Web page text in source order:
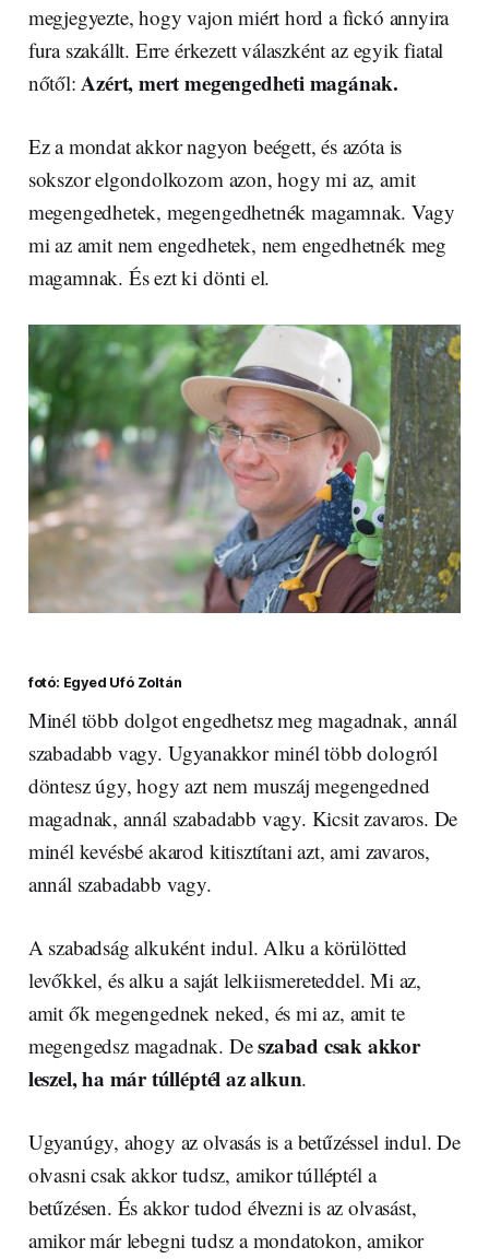
megjegyezte, hogy vajon miért hord a fickó annyira
fura szakállt. Erre érkezett válaszként az egyik fiatal
nőtől:Azért, mert megengedheti magának.
Ez a mondat akkor nagyon beégett, és azóta is
sokszor elgondolkozom azon, hogy mi az, amit
megengedhetek, megengedhetnék magamnak. Vagy
mi az amit nem engedhetek, nem engedhetnék meg
magamnak. És ezt ki dönti el.
fotó: Egyed Ufó Zoltán
Minél több dolgot engedhetsz meg magadnak, annál
szabadabb vagy. Ugyanakkor minél több dologról
döntesz úgy, hogy azt nem muszáj megengedned
magadnak, annál szabadabb vagy. Kicsit zavaros. De
minél kevésbé akarod kitisztítani azt, ami zavaros,
annál szabadabb vagy.
A szabadság alkuként indul. Alku a körülötted
levőkkel, és alku a saját lelkiismereteddel. Mi az,
amit ők megengednek neked, és mi az, amit te
megengedsz magadnak. Deszabad csak akkor
leszel, ha már túlléptél az alkun.
Ugyanúgy, ahogy az olvasás is a betűzéssel indul. De
olvasni csak akkor tudsz, amikor túlléptél a
betűzésen. És akkor tudod élvezni is az olvasást,
amikor már lebegni tudsz a mondatokon, amikor